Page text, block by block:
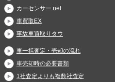
カーセンサー.net
車買取EX
事故車買取りタウ
車一括査定・売却の流れ
車売却時の必要書類
1社査定よりも複数社査定